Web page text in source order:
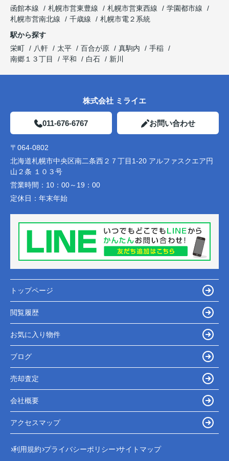
函館本線
札幌市営東豊線 札幌市営東西線
学園都市線
札幌市営南北線
千歳線
札幌市電２系統
駅から探す
栄町
八軒 太平 百合が原 真駒内
手稲
南郷１３丁目
平和 白石 新川
株式会社 ミライエ
011-676-6767 お問い合わせ
〒064-0802
北海道札幌市中央区南二条西２７丁目1-20 アルファスクエア円
山２条 １０３号
営業時間： 10：00～19：00
定休日： 年末年始
トップページ
閲覧履歴
お気に入り物件
ブログ
売却査定
会社概要
アクセスマップ
利用規約 プライバシーポリシー サイトマップ